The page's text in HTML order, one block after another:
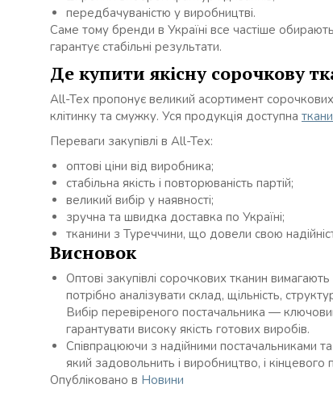
передбачуваністю у виробництві.
Саме тому бренди в Україні все частіше обирають
гарантує стабільні результати.
Де купити якісну сорочкову
All-Tex пропонує великий асортимент
клітинку та смужку. Уся продукція доступна
Переваги закупівлі в All-Tex:
оптові ціни від виробника;
стабільна якість і повторюваність партій;
великий вибір у наявності;
зручна та швидка доставка по Україні;
тканини з Туреччини, що довели свою
Висновок
Оптові закупівлі сорочкових тканин
потрібно аналізувати склад, щільність,
Вибір перевіреного постачальника —
гарантувати високу якість готових виробів.
Співпрацюючи з надійними постачальниками
який задовольнить і виробництво, і кінцевого
Опубліковано в Новини